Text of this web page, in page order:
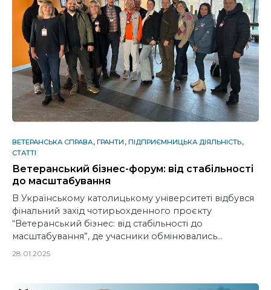
ВЕТЕРАНСЬКА СПРАВА ГРАНТИ ПІДПРИЄМНИЦЬКА ДІЯЛЬНІСТЬ
СТАТТІ
Ветеранський бізнес-форум: від стабільності
до масштабування
В Українському католицькому університеті відбувся
фінальний захід чотирьохденного проєкту
“Ветеранський бізнес: від стабільності до
масштабування”, де учасники обмінювались…
28.01.2025